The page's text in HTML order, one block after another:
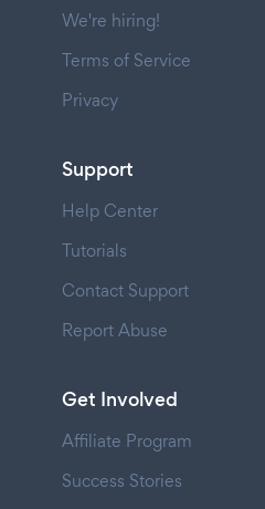
We're hiring!
Terms of Service
Privacy
Support
Help Center
Tutorials
Contact Support
Report Abuse
Get Involved
Affiliate Program
Success Stories